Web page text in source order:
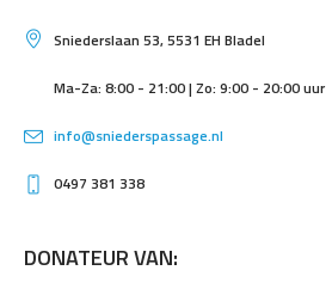
Sniederslaan 53, 5531 EH Bladel
Ma-Za: 8:00 - 21:00 | Zo: 9:00 - 20:00 uur
info@sniederspassage.nl
0497 381 338
DONATEUR VAN: